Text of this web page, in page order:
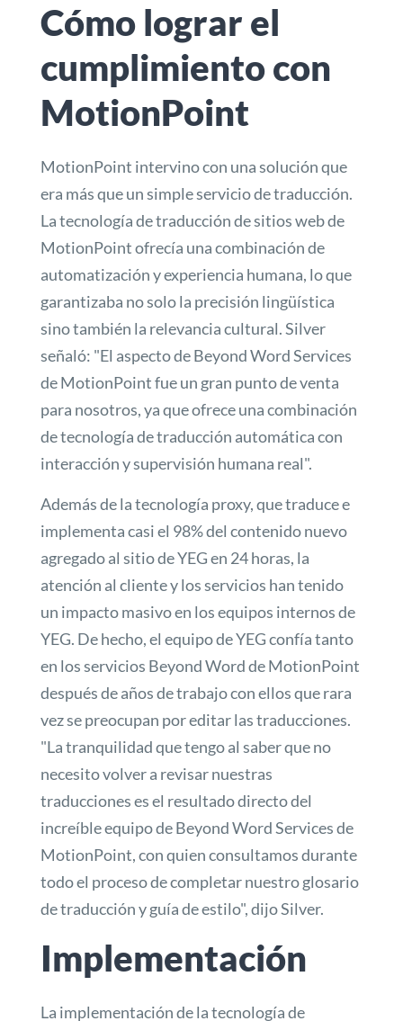
Cómo lograr el
cumplimiento con
MotionPoint
MotionPoint intervino con una solución que
era más que un simple servicio de traducción.
La tecnología de traducción de sitios web de
MotionPoint ofrecía una combinación de
automatización y experiencia humana, lo que
garantizaba no solo la precisión lingüística
sino también la relevancia cultural. Silver
señaló: "El aspecto de Beyond Word Services
de MotionPoint fue un gran punto de venta
para nosotros, ya que ofrece una combinación
de tecnología de traducción automática con
interacción y supervisión humana real".
Además de la tecnología proxy, que traduce e
implementa casi el 98% del contenido nuevo
agregado al sitio de YEG en 24 horas, la
atención al cliente y los servicios han tenido
un impacto masivo en los equipos internos de
YEG. De hecho, el equipo de YEG confía tanto
en los servicios Beyond Word de MotionPoint
después de años de trabajo con ellos que rara
vez se preocupan por editar las traducciones.
"La tranquilidad que tengo al saber que no
necesito volver a revisar nuestras
traducciones es el resultado directo del
increíble equipo de Beyond Word Services de
MotionPoint, con quien consultamos durante
todo el proceso de completar nuestro glosario
de traducción y guía de estilo", dijo Silver.
Implementación
La implementación de la tecnología de